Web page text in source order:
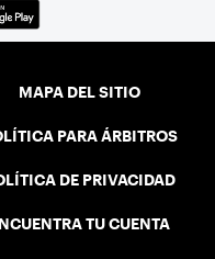
MAPA DEL SITIO
PARA ÁRBITROS
DE PRIVACIDAD
TU CUENTA